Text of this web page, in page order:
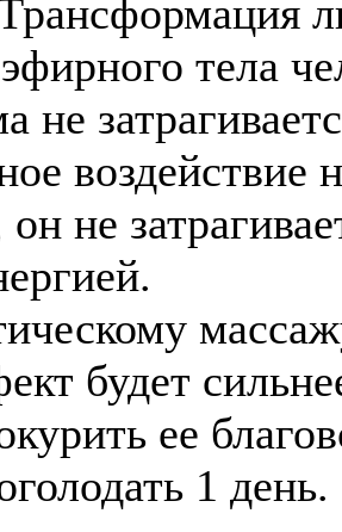
тела
не
воздействие
он не
будет
ее
1